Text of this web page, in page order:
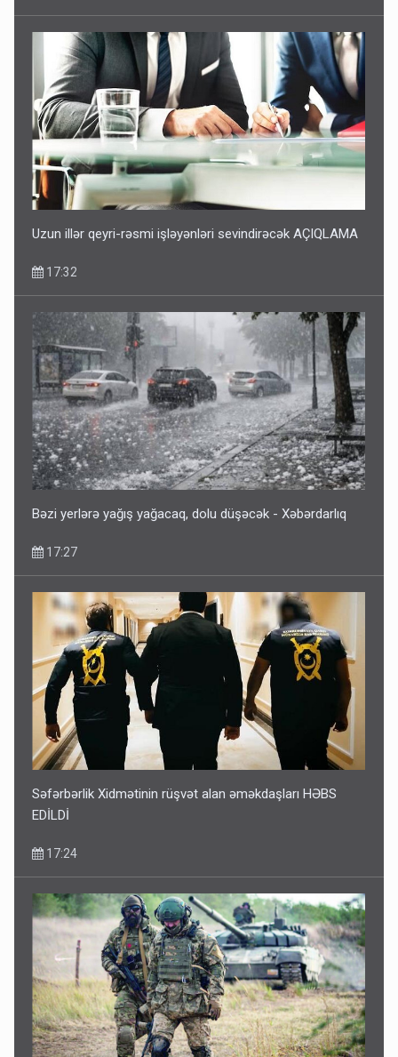
Uzun illər qeyri-rəsmi işləyənləri sevindirəcək AÇIQLAMA
17:32
Bəzi yerlərə yağış yağacaq, dolu düşəcək - Xəbərdarlıq
17:27
Səfərbərlik Xidmətinin rüşvət alan əməkdaşları HƏBS
EDİLDİ
17:24